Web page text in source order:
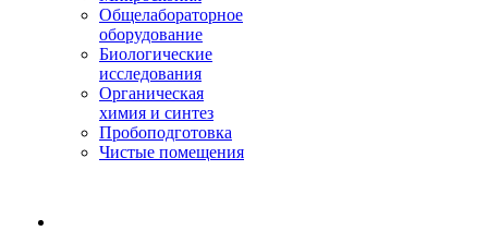
Общелабораторное
оборудование
Биологические
исследования
Органическая
химия и синтез
Пробоподготовка
Чистые помещения